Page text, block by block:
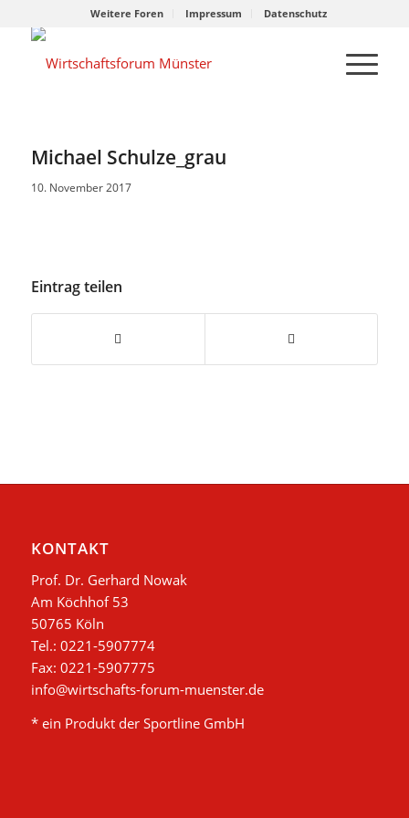
Weitere Foren Impressum Datenschutz
Michael Schulze_grau
10. November 2017
Eintrag teilen
KONTAKT
Prof. Dr. Gerhard Nowak
Am Köchhof 53
50765 Köln
Tel.: 0221-5907774
Fax: 0221-5907775
info@wirtschafts-forum-muenster.de
* ein Produkt der Sportline GmbH